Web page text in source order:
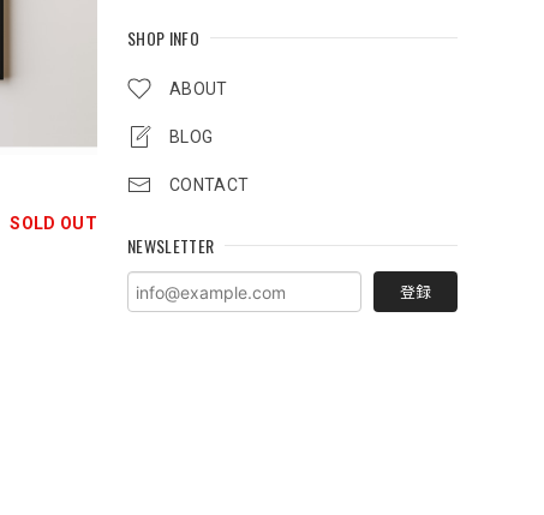
SHOP INFO
ABOUT
BLOG
CONTACT
NEWSLETTER
登録
SOLD OUT